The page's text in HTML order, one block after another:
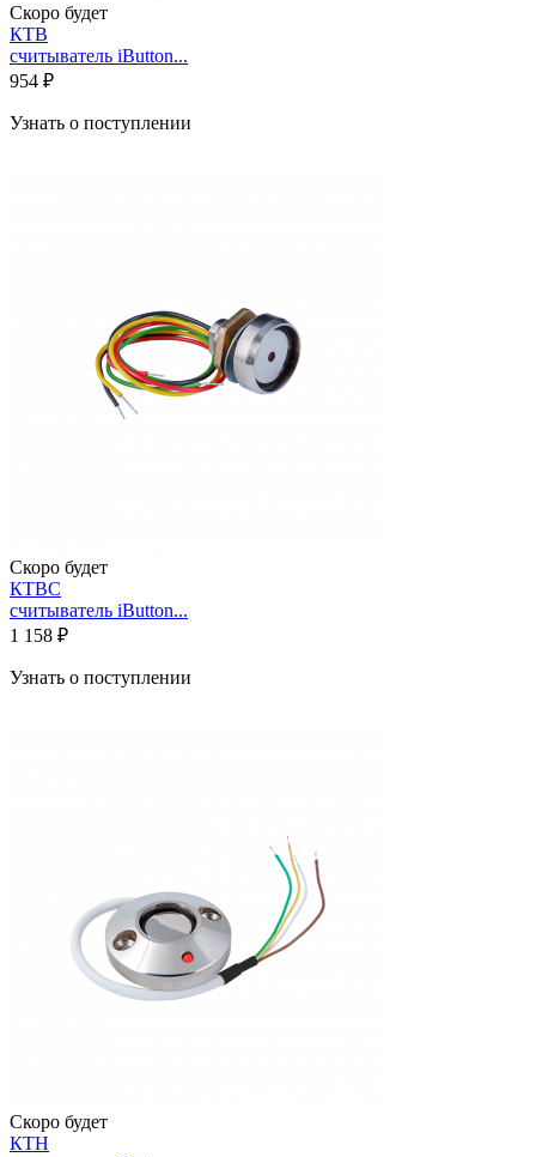
Скоро будет
КТВ
считыватель iButton...
954 ₽
Узнать о поступлении
Скоро будет
КТВС
считыватель iButton...
1 158 ₽
Узнать о поступлении
Скоро будет
КТН